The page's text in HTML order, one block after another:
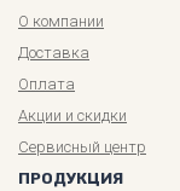
О компании
Доставка
Оплата
Акции и скидки
Сервисный центр
ПРОДУКЦИЯ